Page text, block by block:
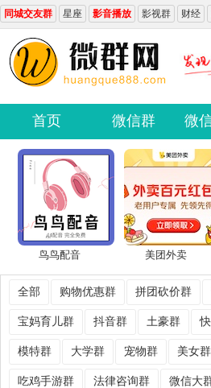
同城交友群 星座 影音播放 影视群 财经
首页 微信群 微
鸟鸟配音 美团外卖
全部 购物优惠群 拼团砍价群
宝妈育儿群 抖音群 土豪群
模特群 大学群 宠物群 美女群
吃鸡手游群 法律咨询群 微信大